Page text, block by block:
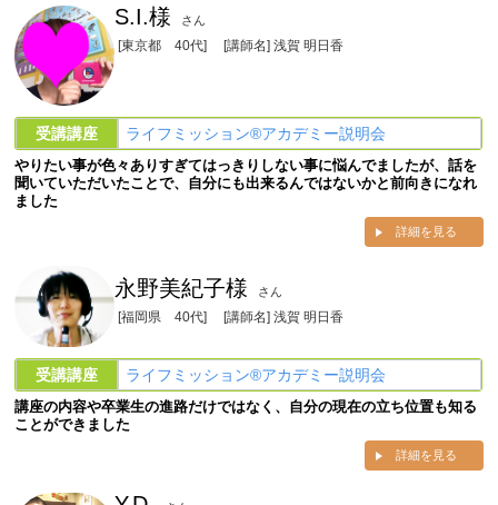
S.I.様 さん
[東京都 40代] [講師名] 浅賀 明日香
受講講座 ライフミッション®︎アカデミー説明会
やりたい事が色々ありすぎてはっきりしない事に悩んでましたが、話を
聞いていただいたことで、自分にも出来るんではないかと前向きになれ
ました
詳細を見る
永野美紀子様 さん
[福岡県 40代] [講師名] 浅賀 明日香
受講講座 ライフミッション®︎アカデミー説明会
講座の内容や卒業生の進路だけではなく、自分の現在の立ち位置も知る
ことができました
詳細を見る